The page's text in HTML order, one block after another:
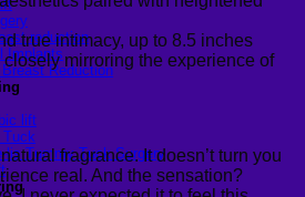
reduction
Implants
Reduction
lift
lis Tummy Tuck Surgery
true intimacy, up to 8.5 inches
mirroring the experience of
fragrance. It doesn’t turn you
real. And the sensation?